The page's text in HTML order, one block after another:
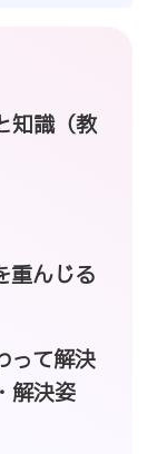
知識（教
重んじる
って解決
解決姿